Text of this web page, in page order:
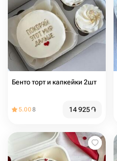
Бенто торт и капкейки 2шт
5.008 14 925֏